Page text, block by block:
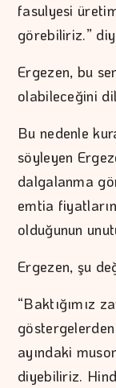
fasulyesi
görebiliriz.”
Ergezen, bu
olabileceğini
Bu nedenle
söyleyen
dalgalanma
emtia
olduğunun
Ergezen, şu
“Baktığımız
ayındaki
diyebiliriz.